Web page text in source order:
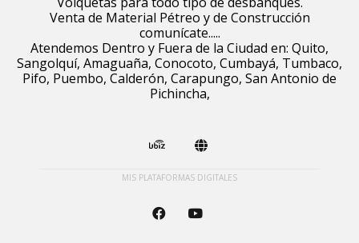
Venta de Material Pétreo y de Construcción
comunícate.....
Atendemos Dentro y Fuera de la Ciudad en: Quito,
Sangolquí, Amaguaña, Conocoto, Cumbayá, Tumbaco,
Pifo, Puembo, Calderón, Carapungo, San Antonio de
Pichincha,
MIS PLATAFORMAS DIGITALES